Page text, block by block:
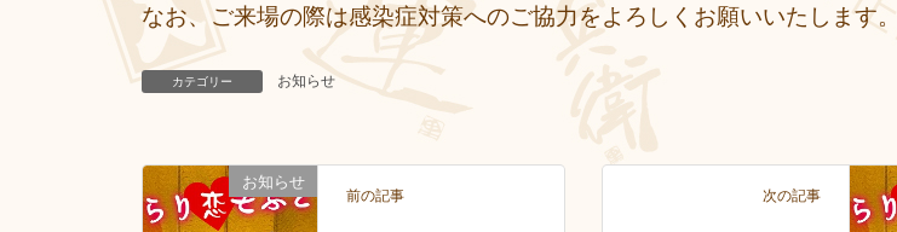
なお、ご来場の際は感染症対策へのご協力をよろしくお願いいたします。
カテゴリー お知らせ
お知らせ
前の記事 次の記事